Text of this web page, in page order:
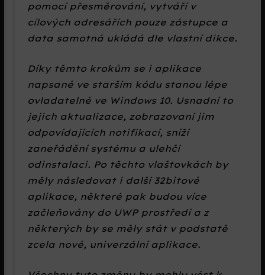
pomocí přesměrování, vytváří v
cílových adresářích pouze zástupce a
data samotná ukládá dle vlastní dikce.
Díky těmto krokům se i aplikace
napsané ve starším kódu stanou lépe
ovladatelné ve Windows 10. Usnadní to
jejich aktualizace, zobrazovaní jim
odpovídajících notifikací, sníží
zaneřádění systému a ulehčí
odinstalaci. Po těchto vlaštovkách by
měly následovat i další 32bitové
aplikace, některé pak budou více
začleňovány do UWP prostředí a z
některých by se měly stát v podstatě
zcela nové, univerzální aplikace.